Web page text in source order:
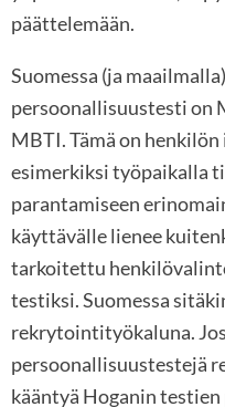
päättelemään.
Suomessa (ja
persoonallisuustesti on
MBTI. Tämä on
esimerkiksi työpaikalla
parantamiseen
käyttävälle lienee
tarkoitettu
testiksi. Suomessa
rekrytointityökaluna.
persoonallisuustestejä
kääntyä Hoganin